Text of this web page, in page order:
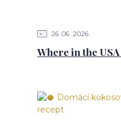
26 06 2026
Where in the